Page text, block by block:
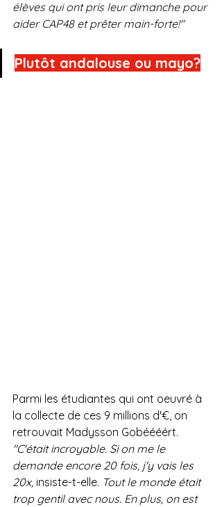
élèves qui ont pris leur dimanche pour
aider CAP48 et prêter main-forte!"
Plutôt andalouse ou mayo?
Parmi les étudiantes qui ont oeuvré à
la collecte de ces 9 millions d'€, on
retrouvait Madysson Gobéééért.
"C'était incroyable. Si on me le
demande encore 20 fois, j'y vais les
20x, insiste-t-elle. Tout le monde était
trop gentil avec nous. En plus, on est